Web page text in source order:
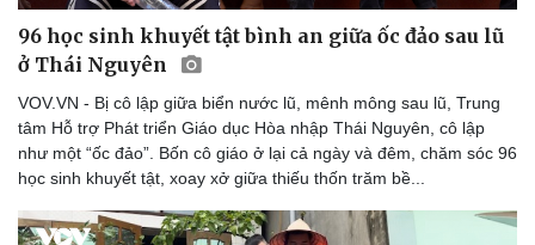
96 học sinh khuyết tật bình an giữa ốc đảo sau lũ
ở Thái Nguyên
VOV.VN - Bị cô lập giữa biển nước lũ, mênh mông sau lũ, Trung
tâm Hỗ trợ Phát triển Giáo dục Hòa nhập Thái Nguyên, cô lập
như một “ốc đảo”. Bốn cô giáo ở lại cả ngày và đêm, chăm sóc 96
học sinh khuyết tật, xoay xở giữa thiếu thốn trăm bề...